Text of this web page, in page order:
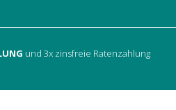
und 3x zinsfreie Ratenzahlung